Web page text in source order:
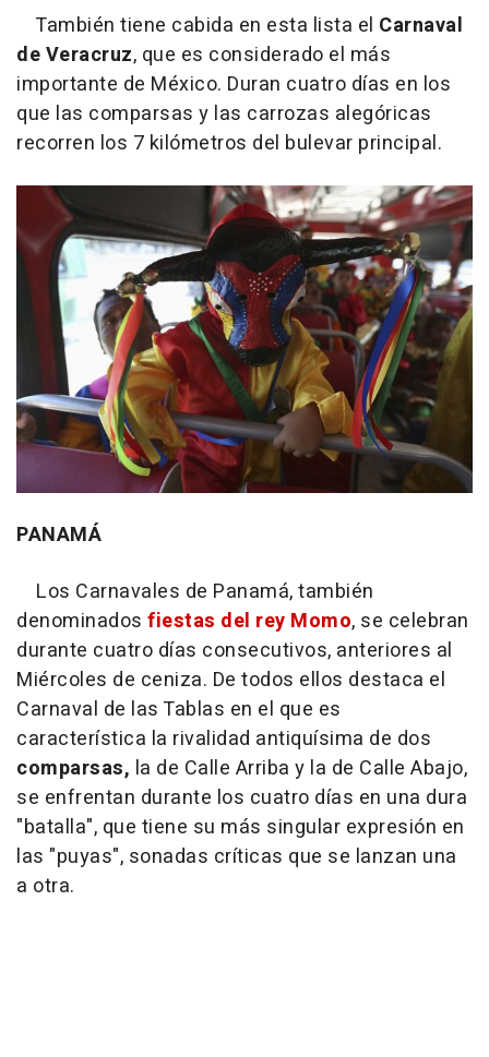
También tiene cabida en esta lista el Carnaval
de Veracruz, que es considerado el más
importante de México. Duran cuatro días en los
que las comparsas y las carrozas alegóricas
recorren los 7 kilómetros del bulevar principal.
PANAMÁ
Los Carnavales de Panamá, también
denominados fiestas del rey Momo, se celebran
durante cuatro días consecutivos, anteriores al
Miércoles de ceniza. De todos ellos destaca el
Carnaval de las Tablas en el que es
característica la rivalidad antiquísima de dos
comparsas, la de Calle Arriba y la de Calle Abajo,
se enfrentan durante los cuatro días en una dura
"batalla", que tiene su más singular expresión en
las "puyas", sonadas críticas que se lanzan una
a otra.